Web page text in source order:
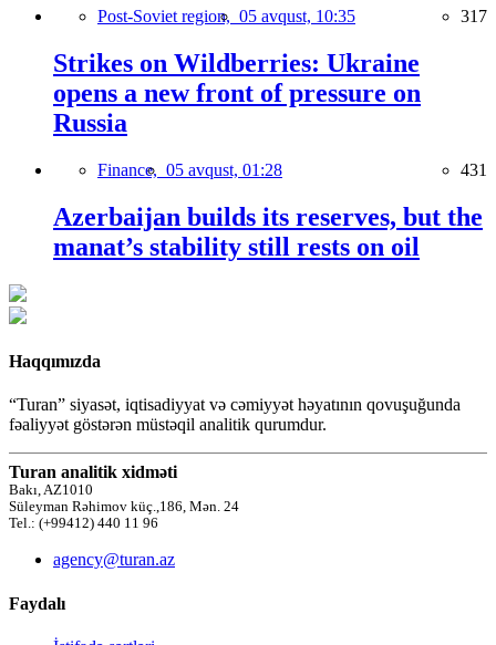
Post-Soviet region, 05 avqust, 10:35 317
Strikes on Wildberries: Ukraine
opens a new front of pressure on
Russia
Finance, 05 avqust, 01:28 431
Azerbaijan builds its reserves, but the
manat’s stability still rests on oil
Haqqımızda
“Turan” siyasət, iqtisadiyyat və cəmiyyət həyatının qovuşuğunda
fəaliyyət göstərən müstəqil analitik qurumdur.
Turan analitik xidməti
Bakı, AZ1010
Süleyman Rəhimov küç.,186, Mən. 24
Tel.: (+99412) 440 11 96
agency@turan.az
Faydalı